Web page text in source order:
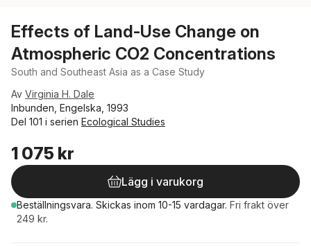
Effects of Land-Use Change on
Atmospheric CO2 Concentrations
South and Southeast Asia as a Case Study
Av Virginia H. Dale
Inbunden, Engelska, 1993
Del 101 i serien Ecological Studies
1 075 kr
Lägg i varukorg
Beställningsvara. Skickas inom 10-15 vardagar. Fri frakt över
249 kr.